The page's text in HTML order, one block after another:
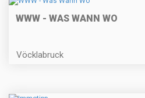
WWW - WAS WANN WO
Vöcklabruck